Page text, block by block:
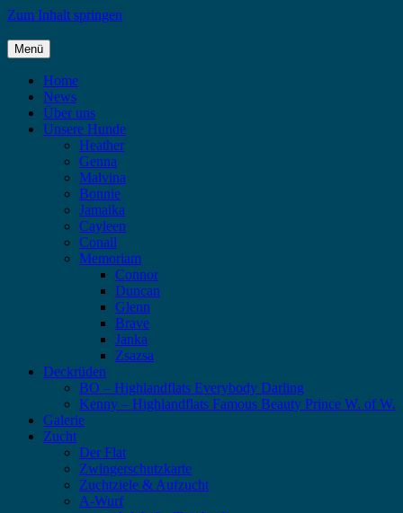
Zum Inhalt springen
Highlandflats – Flat Coated Retriever
Menü
Home
News
Über uns
Unsere Hunde
Heather
Genna
Malvina
Bonnie
Jamaika
Cayleen
Conall
Memoriam
Connor
Duncan
Glenn
Brave
Janka
Zsazsa
Deckrüden
BO – Highlandflats Everybody Darling
Kenny – Highlandflats Famous Beauty Prince W. of W.
Galerie
Zucht
Der Flat
Zwingerschutzkarte
Zuchtziele & Aufzucht
A-Wurf